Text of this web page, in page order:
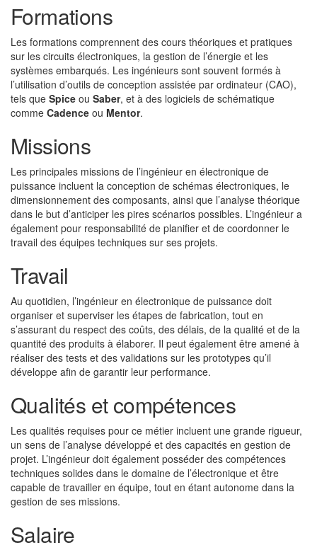
Formations
Les formations comprennent des cours théoriques et pratiques
sur les circuits électroniques, la gestion de l’énergie et les
systèmes embarqués. Les ingénieurs sont souvent formés à
l’utilisation d’outils de conception assistée par ordinateur (CAO),
tels que Spice ou Saber, et à des logiciels de schématique
comme Cadence ou Mentor.
Missions
Les principales missions de l’ingénieur en électronique de
puissance incluent la conception de schémas électroniques, le
dimensionnement des composants, ainsi que l’analyse théorique
dans le but d’anticiper les pires scénarios possibles. L’ingénieur a
également pour responsabilité de planifier et de coordonner le
travail des équipes techniques sur ses projets.
Travail
Au quotidien, l’ingénieur en électronique de puissance doit
organiser et superviser les étapes de fabrication, tout en
s’assurant du respect des coûts, des délais, de la qualité et de la
quantité des produits à élaborer. Il peut également être amené à
réaliser des tests et des validations sur les prototypes qu’il
développe afin de garantir leur performance.
Qualités et compétences
Les qualités requises pour ce métier incluent une grande rigueur,
un sens de l’analyse développé et des capacités en gestion de
projet. L’ingénieur doit également posséder des compétences
techniques solides dans le domaine de l’électronique et être
capable de travailler en équipe, tout en étant autonome dans la
gestion de ses missions.
Salaire